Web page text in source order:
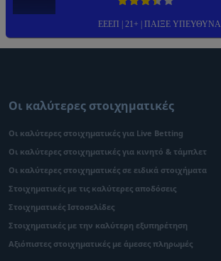
ΕΕΕΠ | 21+ | ΠΑΙΞΕ ΥΠΕΥΘΥΝΑ
Οι καλύτερες στοιχηματικές
Οι καλύτερες στοιχηματικές για Live Betting
Οι καλύτερες στοιχηματικές για κινητό & τάμπλετ
Οι καλύτερες στοιχηματικές σε ειδικά στοιχήματα
Στοιχηματικές με τις καλύτερες αποδόσεις
Στοιχηματικές Ιστοσελίδες
Στοιχηματικές με την καλύτερη εξυπηρέτηση
Αξιόπιστες στοιχηματικές με άμεσες πληρωμές